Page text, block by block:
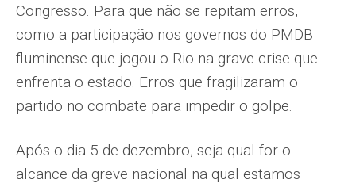
Congresso. Para que não se repitam erros,
como a participação nos governos do PMDB
fluminense que jogou o Rio na grave crise que
enfrenta o estado. Erros que fragilizaram o
partido no combate para impedir o golpe.
Após o dia 5 de dezembro, seja qual for o
alcance da greve nacional na qual estamos